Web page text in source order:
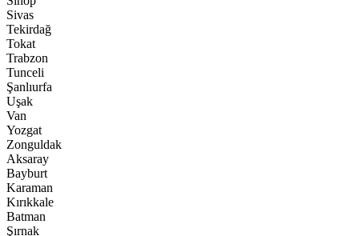
Sivas
Tekirdağ
Tokat
Trabzon
Tunceli
Şanlıurfa
Uşak
Van
Yozgat
Zonguldak
Aksaray
Bayburt
Karaman
Kırıkkale
Batman
Şırnak